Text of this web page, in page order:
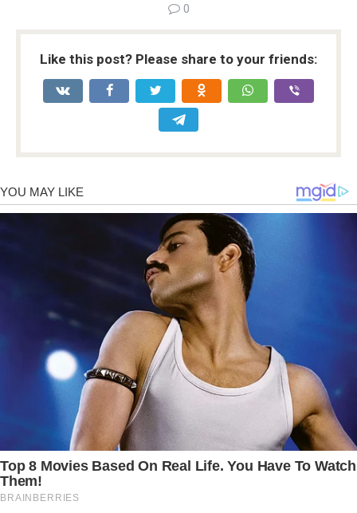
0
Like this post? Please share to your friends: